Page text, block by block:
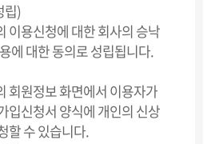
립)
이용신청에 대한 회사의 승낙
에 대한 동의로 성립됩니다.
회원정보 화면에서 이용자가
입신청서 양식에 개인의 신상
할 수 있습니다.